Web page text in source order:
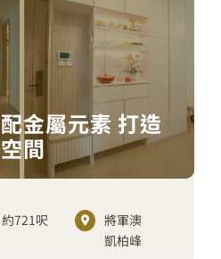
金屬元素 打造
間
約721呎
將軍澳
凱柏峰